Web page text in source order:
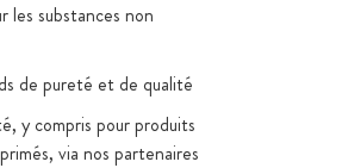
les substances non
de pureté et de qualité
y compris pour produits
via nos partenaires